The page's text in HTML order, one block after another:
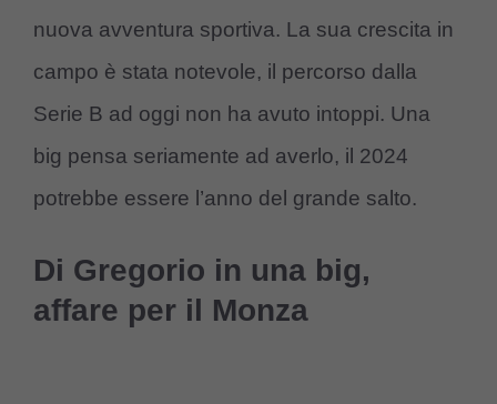
nuova avventura sportiva. La sua crescita in
campo è stata notevole, il percorso dalla
Serie B ad oggi non ha avuto intoppi. Una
big pensa seriamente ad averlo, il 2024
potrebbe essere l’anno del grande salto.
Di Gregorio in una big,
affare per il Monza